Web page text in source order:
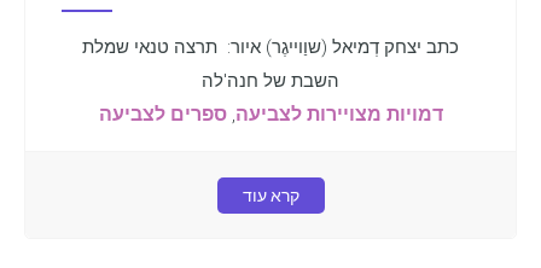
כתב יצחק דְמיאל (שוַוייגֶר) איור: תרצה טנאי שמלת
השבת של חנה'לה
דמויות מצויירות לצביעה,ספרים לצביעה
קרא עוד